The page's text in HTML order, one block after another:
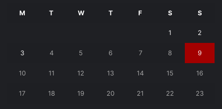
M T W T F S S
1 2
3 4 5 6 7 8 9
10 11 12 13 14 15 16
17 18 19 20 21 22 23